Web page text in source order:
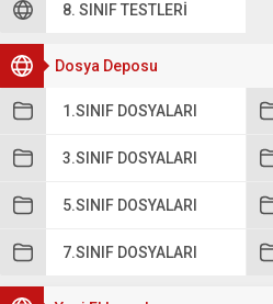
8. SINIF TESTLERI
Dosya Deposu
1.SINIF DOSYALARI
3.SINIF DOSYALARI
5.SINIF DOSYALARI
7.SINIF DOSYALARI